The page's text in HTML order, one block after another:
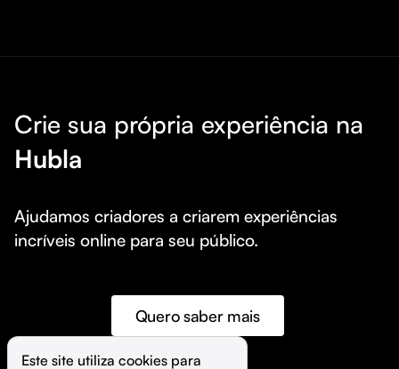
Crie sua própria experiência na
Hubla
Ajudamos criadores a criarem experiências
incríveis online para seu público.
Quero saber mais
Este site utiliza cookies para